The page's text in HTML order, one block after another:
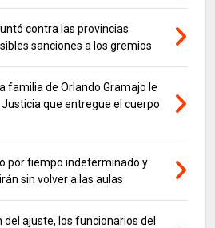
contra las provincias
sanciones a los gremios
familia de Orlando Gramajo le
que entregue el cuerpo
por tiempo indeterminado y
sin volver a las aulas
del ajuste, los funcionarios del